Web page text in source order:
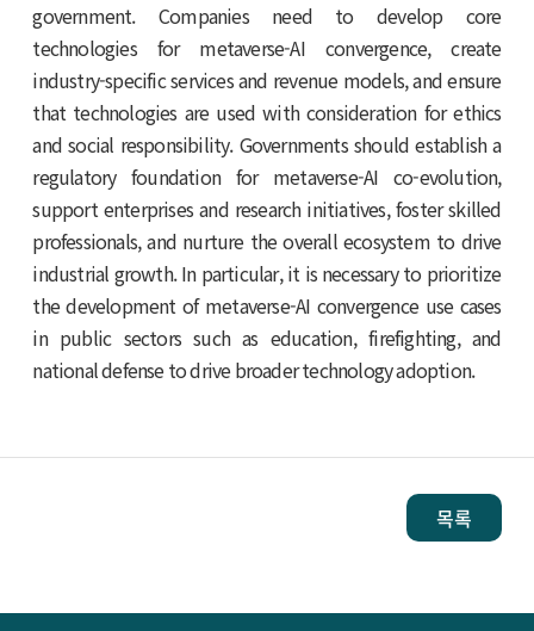
government. Companies need to develop core
technologies for metaverse-AI convergence, create
industry-specific services and revenue models, and ensure
that technologies are used with consideration for ethics
and social responsibility. Governments should establish a
regulatory foundation for metaverse-AI co-evolution,
support enterprises and research initiatives, foster skilled
professionals, and nurture the overall ecosystem to drive
industrial growth. In particular, it is necessary to prioritize
the development of metaverse-AI convergence use cases
in public sectors such as education, firefighting, and
national defense to drive broader technology adoption.
목록